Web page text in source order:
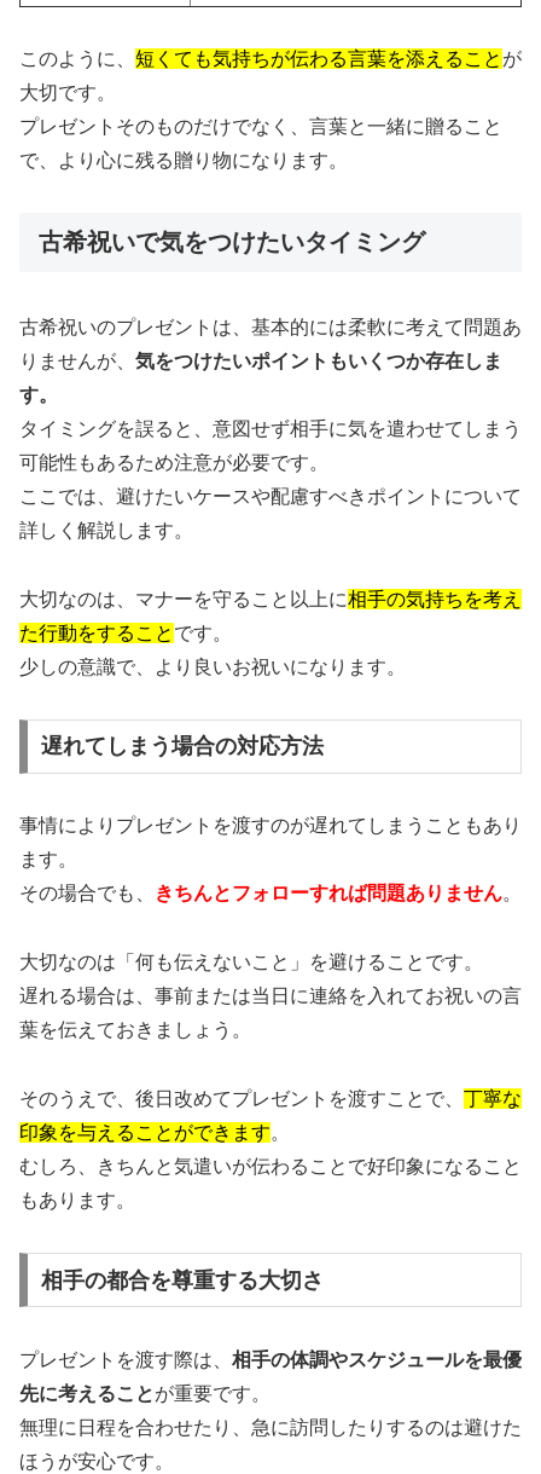
このように、 短くても気持ちが伝わる言葉を添えること が
大切です。
プレゼントそのものだけでなく、言葉と一緒に贈ること
で、より心に残る贈り物になります。
古希祝いで気をつけたいタイミング
古希祝いのプレゼントは、基本的には柔軟に考えて問題あ
りませんが、 気をつけたいポイントもいくつか存在しま
す。
タイミングを誤ると、意図せず相手に気を遣わせてしまう
可能性もあるため注意が必要です。
ここでは、避けたいケースや配慮すべきポイントについて
詳しく解説します。
大切なのは、マナーを守ること以上に相手の気持ちを考え
た行動をすること です。
少しの意識で、より良いお祝いになります。
遅れてしまう場合の対応方法
事情によりプレゼントを渡すのが遅れてしまうこともあり
ます。
その場合でも、
きちんとフォローすれば問題ありません。
大切なのは「何も伝えないこと」を避けることです。
遅れる場合は、事前または当日に連絡を入れてお祝いの言
葉を伝えておきましょう。
そのうえで、後日改めてプレゼントを渡すことで、 丁寧な
印象を与えることができます。
むしろ、きちんと気遣いが伝わることで好印象になること
もあります。
相手の都合を尊重する大切さ
プレゼントを渡す際は、 相手の体調やスケジュールを最優
先に考えることが重要です。
無理に日程を合わせたり、急に訪問したりするのは避けた
ほうが安心です。